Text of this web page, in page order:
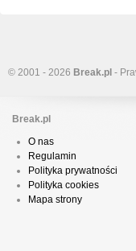
© 2001 - 2026 Break.pl -
Break.pl
O nas
Regulamin
Polityka prywatności
Polityka cookies
Mapa strony